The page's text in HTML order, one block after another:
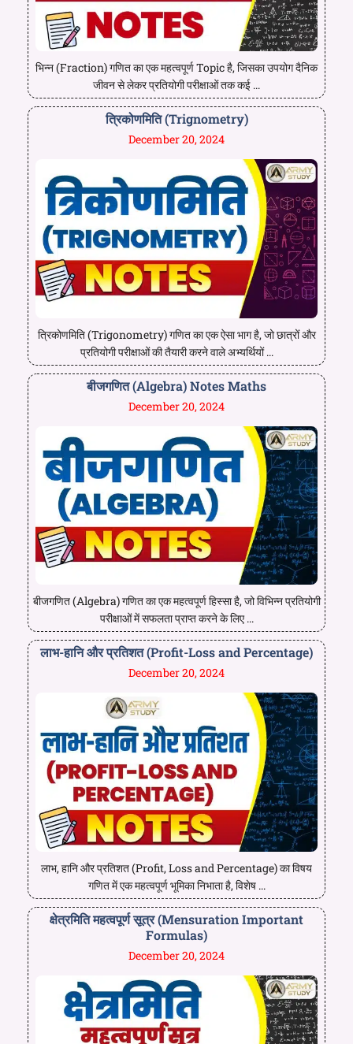
भिन्न (Fraction) गणित का एक महत्वपूर्ण Topic है, जिसका उपयोग दैनिक
जीवन से लेकर प्रतियोगी परीक्षाओं तक कई ...
त्रिकोणमिति (Trignometry)
December 20, 2024
त्रिकोणमिति (Trigonometry) गणित का एक ऐसा भाग है, जो छात्रों और
प्रतियोगी परीक्षाओं की तैयारी करने वाले अभ्यर्थियों ...
बीजगणित (Algebra) Notes Maths
December 20, 2024
बीजगणित (Algebra) गणित का एक महत्वपूर्ण हिस्सा है, जो विभिन्न प्रतियोगी
परीक्षाओं में सफलता प्राप्त करने के लिए ...
लाभ-हानि और प्रतिशत (Profit-Loss and Percentage)
December 20, 2024
लाभ, हानि और प्रतिशत (Profit, Loss and Percentage) का विषय
गणित में एक महत्वपूर्ण भूमिका निभाता है, विशेष ...
क्षेत्रमिति महत्वपूर्ण सूत्र (Mensuration Important
Formulas)
December 20, 2024